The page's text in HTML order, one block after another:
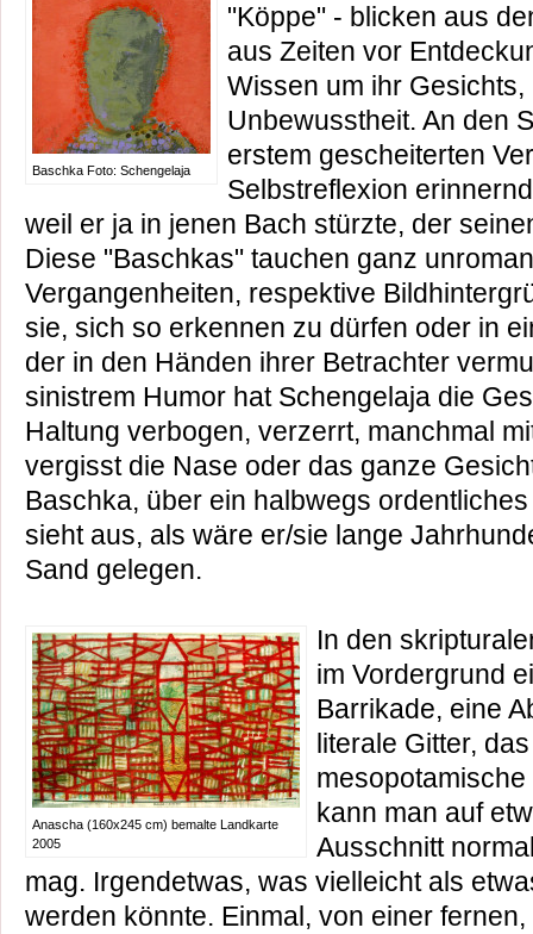
Baschka Foto: Schengelaja
"Köppe" - blicken aus
aus Zeiten vor
Wissen um ihr Gesichts,
Unbewusstheit. An den
erstem gescheiterten
Selbstreflexion
weil er ja in jenen Bach stürzte, der
Diese "Baschkas" tauchen ganz
Vergangenheiten, respektive
sie, sich so erkennen zu dürfen oder in
der in den Händen ihrer Betrachter
sinistrem Humor hat Schengelaja die
Haltung verbogen, verzerrt, manchmal
vergisst die Nase oder das ganze
Baschka, über ein halbwegs
sieht aus, als wäre er/sie lange
Sand gelegen.
Anascha (160x245 cm) bemalte Landkarte
2005
In den
im Vordergrund
Barrikade, eine
literale Gitter,
kann man auf
Ausschnitt
mag. Irgendetwas, was vielleicht als
werden könnte. Einmal, von einer